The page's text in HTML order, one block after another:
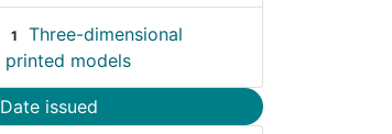
1
Three-dimensional
printed models
Date issued